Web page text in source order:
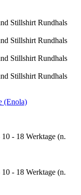
10 - 18 Werktage (n.
10 - 18 Werktage (n.